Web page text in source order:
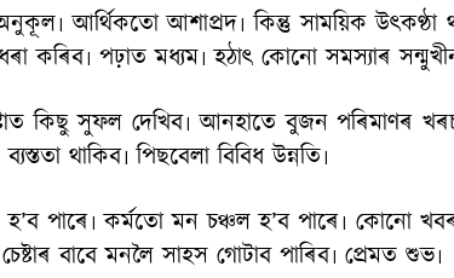
আর্থিকতো আশাপ্রদ৷ কিন্তু সাময়িক উৎকণ্ঠা
কৰিব৷ পঢ়াত মধ্যম৷ হঠাৎ কোনো সমস্যাৰ সন্মুখীন
কিছু সুফল দেখিব৷ আনহাতে বুজন পৰিমাণৰ
থাকিব৷ পিছবেলা বিবিধ উন্নতি৷
হ’ব পাৰে৷ কর্মতো মন চঞ্চল হ’ব পাৰে৷ কোনো
বাবে মনলৈ সাহস গোটাব পাৰিব৷ প্রেমত শুভ৷